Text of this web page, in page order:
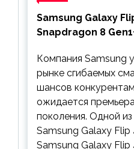
Samsung Galaxy
Snapdragon 8
предшественника
Компания Samsung
рынке сгибаемых
шансов
ожидается
поколения. Одной
Samsung Galaxy Flip
Samsung Galaxy